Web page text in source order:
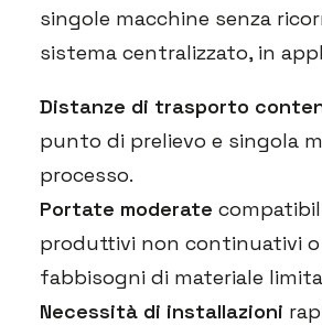
singole macchine senza
sistema centralizzato, in
Distanze di trasporto
punto di prelievo e singola
processo.
Portate moderate
produttivi non continuativi
fabbisogni di materiale
Necessità di installazioni